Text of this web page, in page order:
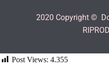
2020 Copyright ©
Post Views: 4.355